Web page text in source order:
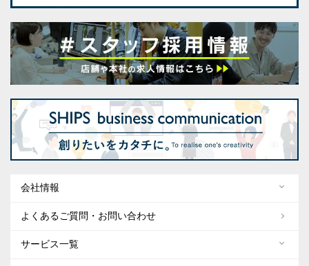
会社情報
よくあるご質問・お問い合わせ
サービス一覧